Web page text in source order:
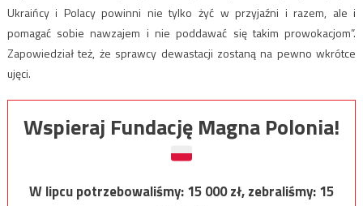
Ukraińcy i Polacy powinni nie tylko żyć w przyjaźni i razem, ale i
pomagać sobie nawzajem i nie poddawać się takim prowokacjom”.
Zapowiedział też, że sprawcy dewastacji zostaną na pewno wkrótce
ujęci.
Wspieraj Fundację Magna Polonia!
W lipcu potrzebowaliśmy:15 000zł, zebraliśmy:15